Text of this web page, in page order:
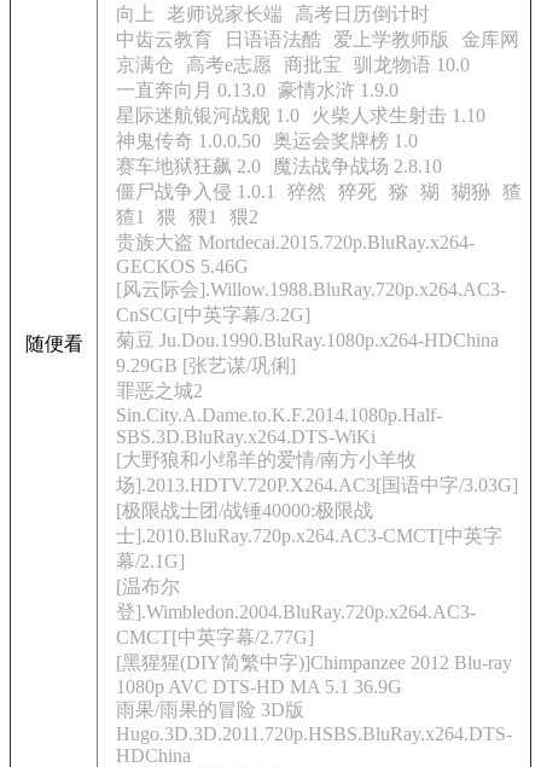
随便看
向上
老师说家长端
高考日历倒计时
中齿云教育
日语语法酷 爱上学教师版
金库网
京满仓
高考e志愿 商批宝
驯龙物语 10.0
一直奔向月 0.13.0 豪情水浒 1.9.0
星际迷航银河战舰 1.0
火柴人求生射击 1.10
神鬼传奇 1.0.0.50 奥运会奖牌榜 1.0
赛车地狱狂飙 2.0
魔法战争战场 2.8.10
僵尸战争入侵 1.0.1
猝然 猝死 猕 猢 猢狲 猹
猹1
猥 猥1
猥2
贵族大盗 Mortdecai.2015.720p.BluRay.x264-
GECKOS 5.46G
[风云际会].Willow.1988.BluRay.720p.x264.AC3-
CnSCG[中英字幕/3.2G]
菊豆 Ju.Dou.1990.BluRay.1080p.x264-HDChina
9.29GB [张艺谋/巩俐]
罪恶之城2
Sin.City.A.Dame.to.K.F.2014.1080p.Half-
SBS.3D.BluRay.x264.DTS-WiKi
[大野狼和小绵羊的爱情/南方小羊牧
场].2013.HDTV.720P.X264.AC3[国语中字/3.03G]
[极限战士团/战锤40000:极限战
士].2010.BluRay.720p.x264.AC3-CMCT[中英字
幕/2.1G]
[温布尔
登].Wimbledon.2004.BluRay.720p.x264.AC3-
CMCT[中英字幕/2.77G]
[黑猩猩(DIY简繁中字)]Chimpanzee 2012 Blu-ray
1080p AVC DTS-HD MA 5.1 36.9G
雨果/雨果的冒险 3D版
Hugo.3D.3D.2011.720p.HSBS.BluRay.x264.DTS-
HDChina